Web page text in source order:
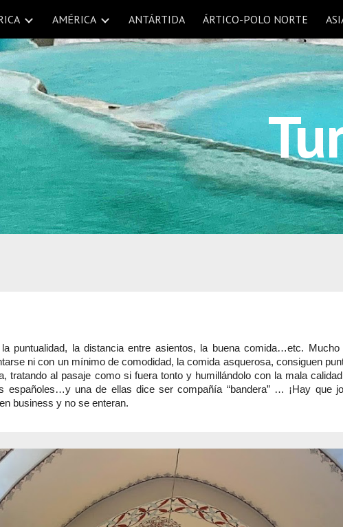
to main content Skip to navigation
AMÉRICA ANTÁRTIDA ÁRTICO-POLO NORTE
puntualidad, la distancia entre asientos, la buena comida…etc.
ni con un mínimo de comodidad, la comida asquerosa, consiguen
tratando al pasaje como si fuera tonto y humillándolo con la mala
una de ellas dice ser compañía “bandera” … ¡Hay que
business y no se enteran.